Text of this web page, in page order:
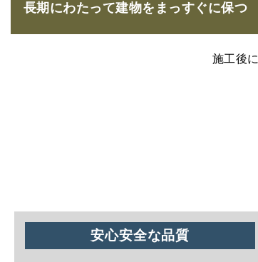
長期にわたって建物をまっすぐに保つ
施工後
安心安全な品質